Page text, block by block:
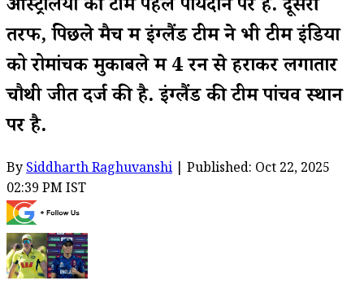
ऑस्ट्रेलिया की टीम पहले पायदान पर है. दूसरी
तरफ, पिछले मैच में इंग्लैंड टीम ने भी टीम इंडिया
को रोमांचक मुकाबले में 4 रन से हराकर लगातार
चौथी जीत दर्ज की है. इंग्लैंड की टीम पांचवें स्थान
पर है.
BySiddharth Raghuvanshi | Published: Oct 22, 2025
02:39 PM IST